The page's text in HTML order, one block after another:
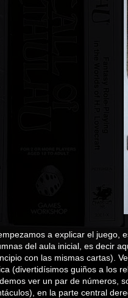
a explicar el juego,
del aula inicial, es decir
con las mismas cartas).
(divertidísimos guiños a los
ver un par de números,
en la parte central
RPG
- Exp. campaña
expansión